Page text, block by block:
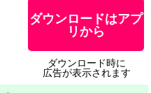
ダウンロードはアプ
リから
ダウンロード時に
広告が表示されます